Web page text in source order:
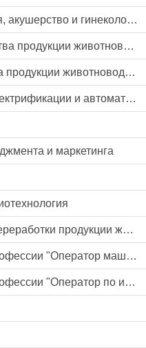
Биотехника размножения, акушерство и гинекология сельскохозяйственных животных
Оценка и контроль качества продукции животноводства
Технологии производства продукции животноводства
Основы механизации, электрификации и автоматизации сельскохозяйственного производства
и маркетинга
Технологии первичной переработки продукции животноводства
Выполнение работ по профессии "Оператор машинного доения"
Выполнение работ по профессии "Оператор по искусственному осеменению животных и птицы"